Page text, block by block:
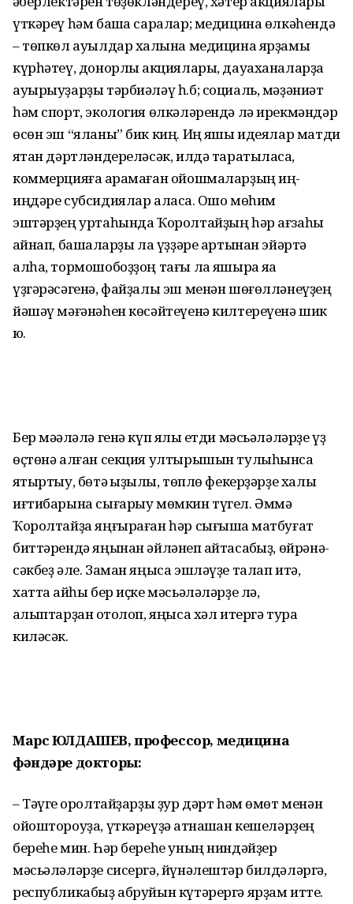
үткәреү һәм башҡа саралар; медицина өлкәһендә
– төпкөл ауылдар халҡына медицина ярҙамы
күрһәтеү, донорлыҡ акциялары, дауаханаларҙа
ауырыуҙарҙы тәрбиәләү һ.б; социаль, мәҙәниәт
һәм спорт, экология өлкә­ләрендә лә ирекмәндәр
өсөн эш “яланы” бик киң. Иң яҡшы идеялар матди
яҡтан дәртләндереләсәк, илдә тара­тыласаҡ,
коммерцияға ҡарамаған ойошмаларҙың иң-
иңдәре субсидиялар аласаҡ. Ошо мөһим
эштәрҙең урта­һында Ҡоролтайҙың һәр ағзаһы
ҡайнап, башҡаларҙы ла үҙҙәре артынан эйәртә
алһа, тормошобоҙҙоң тағы ла яҡшыраҡ яҡҡа
үҙгәрәсәгенә, файҙалы эш менән шөғөлләнеүҙең
йәшәү мәғәнәһен көсәйтеүенә килтереүенә шик
юҡ.
Бер мәҡәләлә генә күп яҡлы етди мәсьәләләрҙе үҙ
өҫтөнә алған секция ултырышын тулыһынса
яҡтыртыу, бөтә ҡыҙыҡлы, төплө фекерҙәрҙе халыҡ
иғтибарына сығарыу мөмкин түгел. Әммә
Ҡоролтайҙа яңғыраған һәр сығышҡа матбуғат
биттәрендә яңы­нан әйләнеп ҡайтасаҡбыҙ, өйрә­нә­
сәкбеҙ әле. Заман яңыса эшләүҙе талап итә,
хатта ҡайһы бер иҫке мәсьәләләрҙе лә,
ҡалыптарҙан ҡотолоп, яңыса хәл итергә тура
киләсәк.
Марс ЮЛДАШЕВ, профессор, медицина
фәндәре докторы:
– Тәүге ҡоролтайҙарҙы ҙур дәрт һәм өмөт менән
ойоштороуҙа, үткәреүҙә ҡатнашҡан кешеләрҙең
береһе мин. Һәр береһе уның нин­дәйҙер
мәсьәләләрҙе сисергә, йүнә­лештәр билдәләргә,
республикабыҙ абруйын күтәрергә ярҙам итте.